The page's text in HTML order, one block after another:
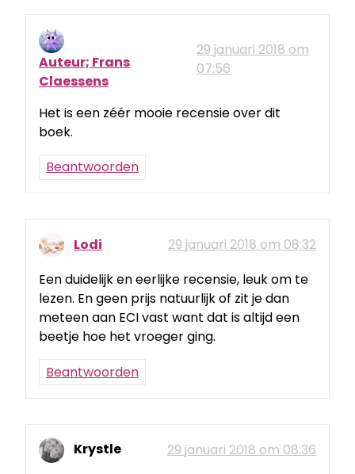
Auteur; Frans
Claessens
29 januari 2018 om
07:56
Het is een zéér mooie recensie over dit
boek.
Beantwoorden
Lodi
29 januari 2018 om 08:32
Een duidelijk en eerlijke recensie, leuk om te
lezen. En geen prijs natuurlijk of zit je dan
meteen aan ECI vast want dat is altijd een
beetje hoe het vroeger ging.
Beantwoorden
Krystle
29 januari 2018 om 08:36